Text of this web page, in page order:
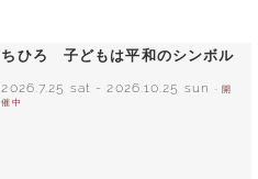
ちひろ 子どもは平和のシンボル
2026.7.25 sat - 2026.10.25 sun
- 開
催中